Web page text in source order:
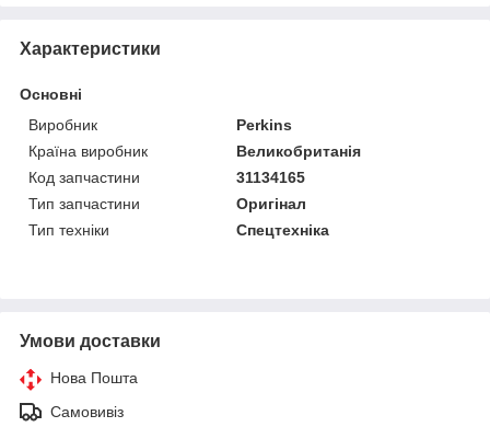
Характеристики
Основні
Виробник
Perkins
Країна виробник
Великобританія
Код запчастини
31134165
Тип запчастини
Оригінал
Тип техніки
Спецтехніка
Умови доставки
Нова Пошта
Самовивіз